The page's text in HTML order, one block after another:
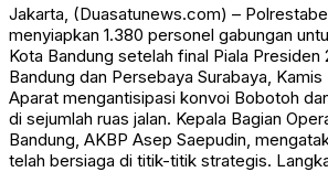
Jakarta, (Duasatunews.com) –
menyiapkan 1.380 personel gabungan
Kota Bandung setelah final Piala Presiden
Bandung dan Persebaya Surabaya,
Aparat mengantisipasi konvoi Bobotoh
di sejumlah ruas jalan. Kepala Bagian
Bandung, AKBP Asep Saepudin,
telah bersiaga di titik-titik strategis.